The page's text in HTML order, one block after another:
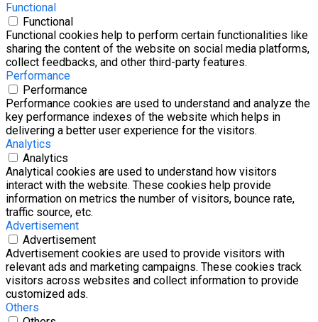
Functional
Functional
Functional cookies help to perform certain functionalities like
sharing the content of the website on social media platforms,
collect feedbacks, and other third-party features.
Performance
Performance
Performance cookies are used to understand and analyze the
key performance indexes of the website which helps in
delivering a better user experience for the visitors.
Analytics
Analytics
Analytical cookies are used to understand how visitors
interact with the website. These cookies help provide
information on metrics the number of visitors, bounce rate,
traffic source, etc.
Advertisement
Advertisement
Advertisement cookies are used to provide visitors with
relevant ads and marketing campaigns. These cookies track
visitors across websites and collect information to provide
customized ads.
Others